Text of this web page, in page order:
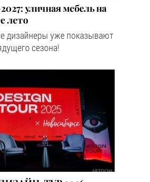
уличная мебель на
лето
дизайнеры уже показывают
сезона!